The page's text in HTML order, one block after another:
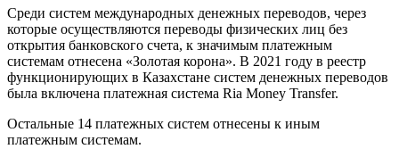
Среди систем международных денежных переводов, через
которые осуществляются переводы физических лиц без
открытия банковского счета, к значимым платежным
системам отнесена «Золотая корона». В 2021 году в реестр
функционирующих в Казахстане систем денежных переводов
была включена платежная система Ria Money Transfer.
Остальные 14 платежных систем отнесены к иным
платежным системам.